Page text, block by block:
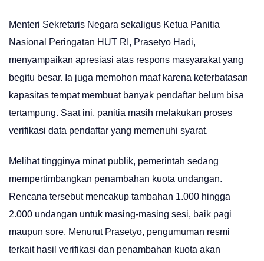
Menteri Sekretaris Negara sekaligus Ketua Panitia
Nasional Peringatan HUT RI, Prasetyo Hadi,
menyampaikan apresiasi atas respons masyarakat yang
begitu besar. Ia juga memohon maaf karena keterbatasan
kapasitas tempat membuat banyak pendaftar belum bisa
tertampung. Saat ini, panitia masih melakukan proses
verifikasi data pendaftar yang memenuhi syarat.
Melihat tingginya minat publik, pemerintah sedang
mempertimbangkan penambahan kuota undangan.
Rencana tersebut mencakup tambahan 1.000 hingga
2.000 undangan untuk masing-masing sesi, baik pagi
maupun sore. Menurut Prasetyo, pengumuman resmi
terkait hasil verifikasi dan penambahan kuota akan